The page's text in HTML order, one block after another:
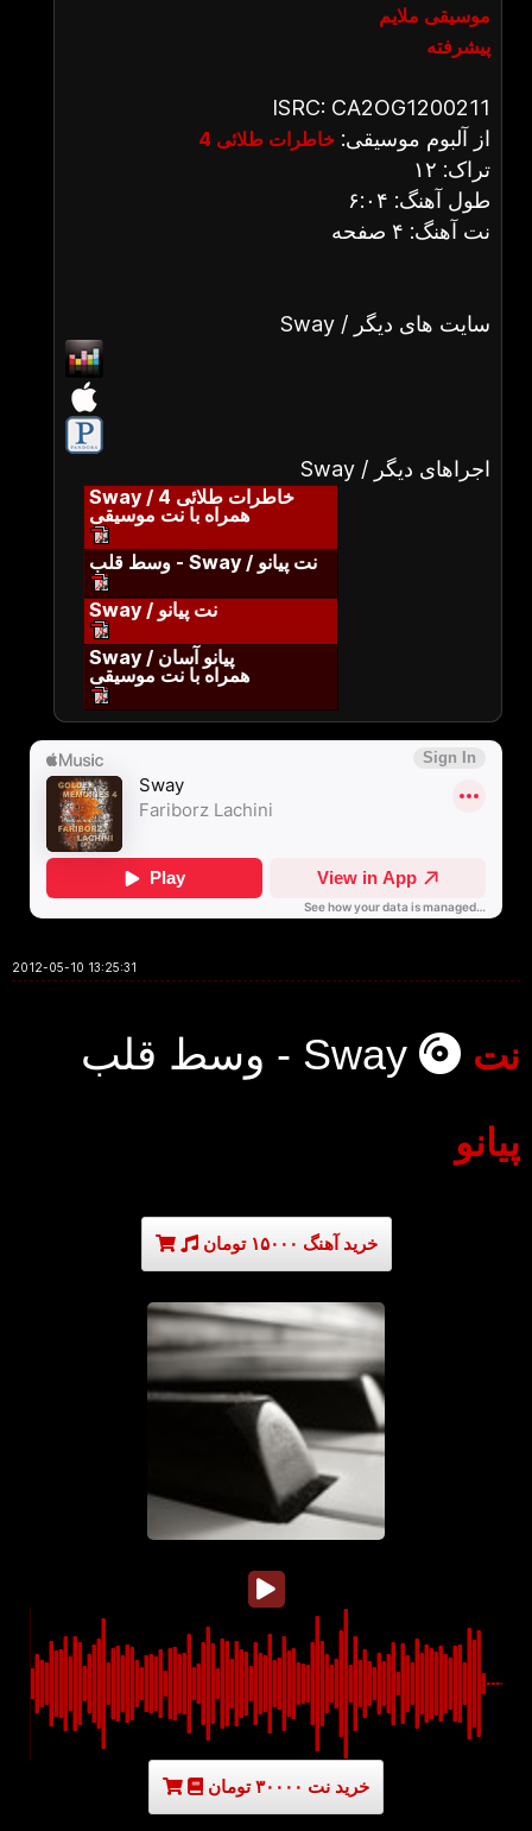
موسیقی ملایم
پیشرفته
ISRC: CA2OG1200211
از آلبوم موسیقی: خاطرات طلائی 4
تراک: ۱۲
طول آهنگ: ۶:۰۴
نت آهنگ: ۴ صفحه
Sway / سایت های دیگر
Sway / اجراهای دیگر
Sway / خاطرات طلائی 4
همراه با نت موسیقی
وسط قلب - Sway / نت پیانو
Sway / نت پیانو
Sway / پیانو آسان
همراه با نت موسیقی
2012-05-10 13:25:31
وسط قلب - Sway نت
پیانو
خرید آهنگ ۱۵۰۰۰ تومان
خرید نت ۳۰۰۰۰ تومان